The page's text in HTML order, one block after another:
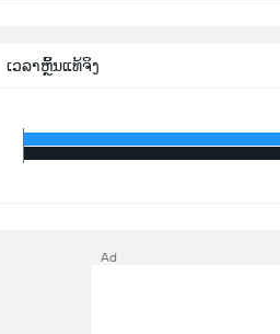
ເວລາຫຼິ້ນແທ້ຈິງ
Ad